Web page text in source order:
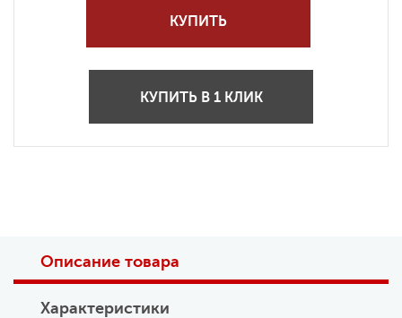
КУПИТЬ
КУПИТЬ В 1 КЛИК
Описание товара
Характеристики